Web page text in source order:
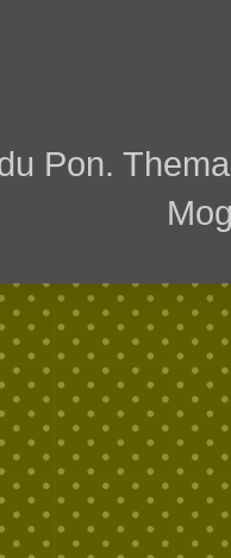
Pon.